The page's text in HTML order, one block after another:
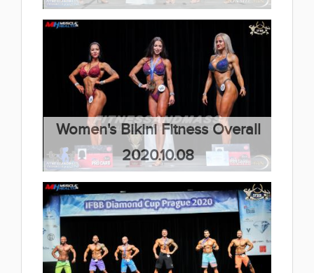
(66 kép)
Women's Bikini Fitness Overall
2020.10.08
(66 kép)